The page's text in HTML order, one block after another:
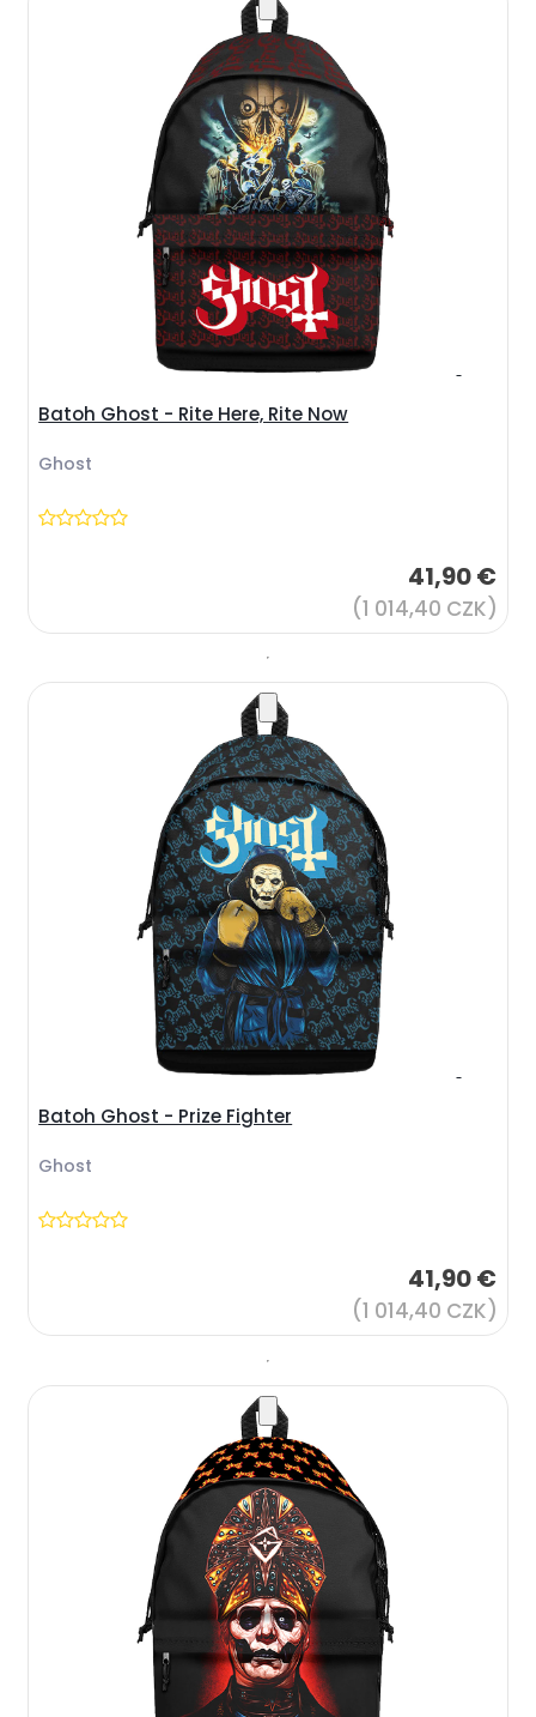
Batoh Ghost - Rite Here, Rite Now
Ghost
41,90 €
(1 014,40 CZK)
Batoh Ghost - Prize Fighter
Ghost
41,90 €
(1 014,40 CZK)